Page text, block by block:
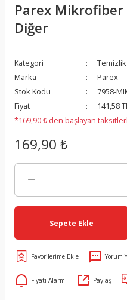
Parex Mikrofiber
Diğer
Kategori
Marka
Parex
Stok Kodu
7958-
Fiyat
141,58
*169,90 ₺ den başlayan
169,90 ₺
Sepete Ekle
Yorum
Fiyatı Alarmı Paylaş